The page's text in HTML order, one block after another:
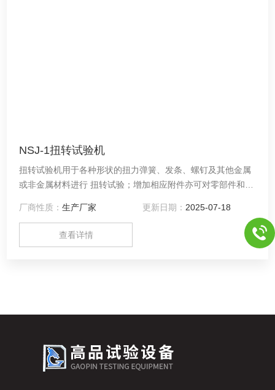
NSJ-1扭转试验机
扭转试验机用于各种形状的扭力弹簧、发条、螺钉及其他金属
或非金属材料进行 扭转试验；增加相应附件亦可对零部件和构
钉及其他金属或非金属材料进行 扭转试验；增加相应附件亦可
对零部件和构件进行抗扭试验。
厂商性质：生产厂家 更新日期： 2025-07-18
查看详情